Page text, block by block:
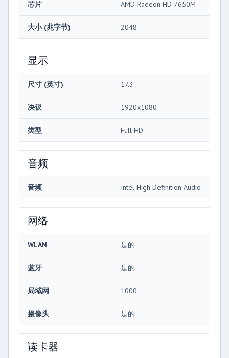
芯片 AMD Radeon HD 7650M
大小 (兆字节) 2048
显示
尺寸 (英寸) 17.3
决议 1920x1080
类型 Full HD
音频
音频 Intel High Definition Audio
网络
WLAN 是的
蓝牙 是的
局域网 1000
摄像头 是的
读卡器